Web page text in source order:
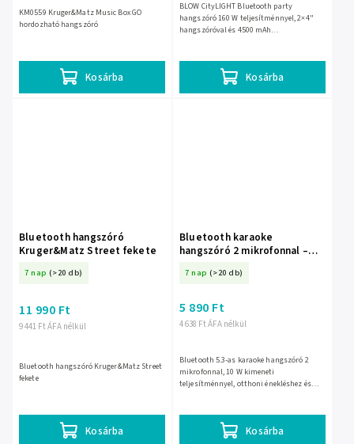
Kosárba
KM0559 Kruger&Matz Music Box GO
hordozható hangszóró
Kosárba
BLOW CityLIGHT Bluetooth party
hangszóró 160 W teljesítménnyel, 2×4"
hangszóróval és 4500 mAh
Bluetooth hangszóró
Kruger&Matz Street fekete
7 nap (>20 db)
9 441 Ft ÁFA nélkül
11 990 Ft
Kosárba
Bluetooth hangszóró Kruger&Matz Street
fekete
Bluetooth karaoke
hangszóró 2 mikrofonnal –
7 nap (>20 db)
4 638 Ft ÁFA nélkül
5 890 Ft
Kosárba
Bluetooth 5.3-as karaoke hangszóró 2
mikrofonnal, 10 W kimeneti
teljesítménnyel, otthoni énekléshez és